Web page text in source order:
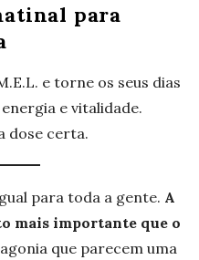
para
e torne os seus dias
e vitalidade.
dose certa.
para toda a gente. A
mais importante que o
que parecem uma